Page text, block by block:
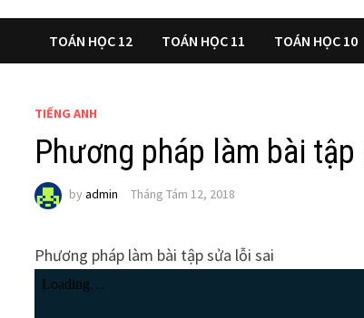
TOÁN HỌC 12 TOÁN HỌC 11 TOÁN HỌC 10
TIẾNG ANH
Phương pháp làm bài
byadmin Tháng Tám 12, 2018
Phương pháp làm bài tập sửa lỗi sai